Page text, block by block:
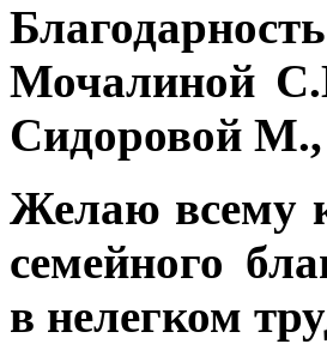
Мочалиной
Сидоровой
Желаю всему
семейного
в нелегком